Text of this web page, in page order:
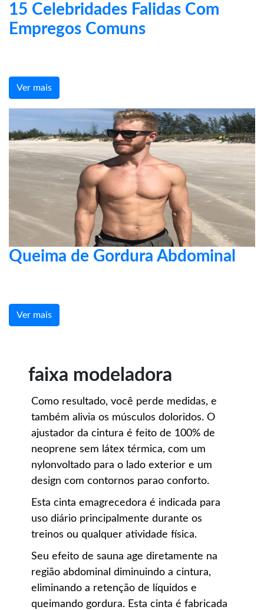
15 Celebridades Falidas Com
Empregos Comuns
Ver mais
Queima de Gordura Abdominal
Ver mais
faixa modeladora
Como resultado, você perde medidas, e
também alivia os músculos doloridos. O
ajustador da cintura é feito de 100% de
neoprene sem látex térmica, com um
nylonvoltado para o lado exterior e um
design com contornos parao conforto.
Esta cinta emagrecedora é indicada para
uso diário principalmente durante os
treinos ou qualquer atividade física.
Seu efeito de sauna age diretamente na
região abdominal diminuindo a cintura,
eliminando a retenção de líquidos e
queimando gordura. Esta cinta é fabricada